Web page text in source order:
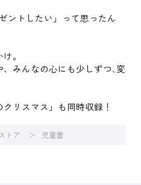
ントしたい」って思ったん
。
みんなの心にも少しずつ､変
リスマス」も同時収録！
トア 児童書